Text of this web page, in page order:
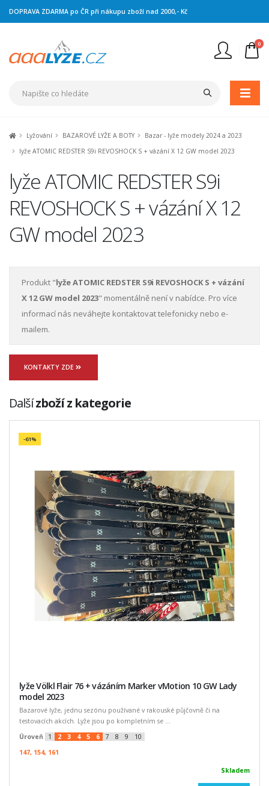
DOPRAVA ZDARMA po ČR při nákupu zboží nad 2000,- Kč
0
Lyžování BAZAROVÉ LYŽE A BOTY
Bazar - lyže modely 2024 a 2023
lyže ATOMIC REDSTER S9i REVOSHOCK S + vázání X 12 GW model 2023
lyže ATOMIC REDSTER S9i
REVOSHOCK S + vázání X 12
GW model 2023
Produkt "lyže ATOMIC REDSTER S9i REVOSHOCK S + vázání
X 12 GW model 2023" momentálně není v nabídce. Pro více
informací nás neváhejte kontaktovat telefonicky nebo e-
mailem.
KONTAKTY ZDE
Dalšízboží z kategorie
-61%
lyže Völkl Flair 76 + vázáním Marker vMotion 10 GW Lady
model 2023
Bazarové lyže, jednu sezónu používané v rakouské půjčovně či na
testovacích akcích. Lyže jsou po kompletním se ...
Úroveň
1 2 3 4 5 6 7 8 9
10
147, 154, 161
Skladem